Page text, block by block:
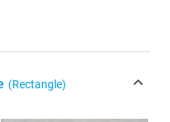
(Rectangle)